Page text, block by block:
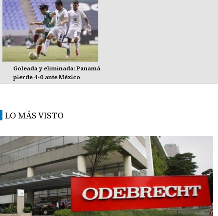
Goleada y eliminada: Panamá
pierde 4-0 ante México
LO MÁS VISTO